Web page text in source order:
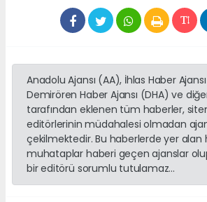
Anadolu Ajansı (AA), İhlas Haber
Demirören Haber Ajansı (DHA) ve
tarafından eklenen tüm haberler,
editörlerinin müdahalesi olmadan
çekilmektedir. Bu haberlerde yer alan
muhataplar haberi geçen ajanslar
bir editörü sorumlu tutulamaz...